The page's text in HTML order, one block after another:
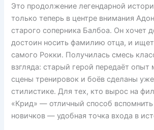
Это продолжение легендарной
только теперь в центре внимания
старого соперника Балбоа. Он хочет
достоин носить фамилию отца, и
самого Рокки. Получилась смесь
взгляда: старый герой передаёт
сцены тренировок и боёв сделаны
стилистике. Для тех, кто вырос на
«Крид» — отличный способ вспомнить
новичков — удобная точка входа в